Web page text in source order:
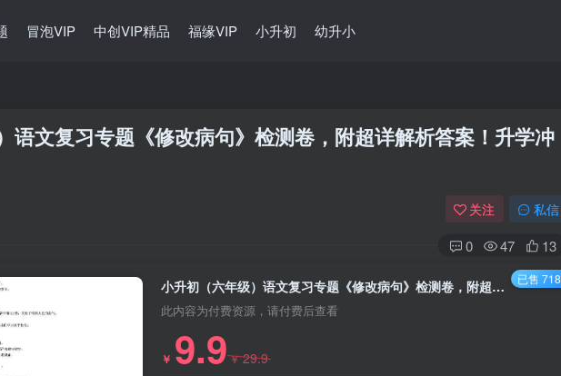
冒泡VIP 中创VIP精品 福缘VIP 小升初 幼升小
语文复习专题《修改病句》检测卷，附超详解析答案！升学冲
关注 私信
0 47 13
小升初（六年级）语文复习专题《修改病句》检测卷，附超详解析答案！升学冲刺备用
此内容为付费资源，请付费后查看
￥ 9.9￥29.9
已售 718